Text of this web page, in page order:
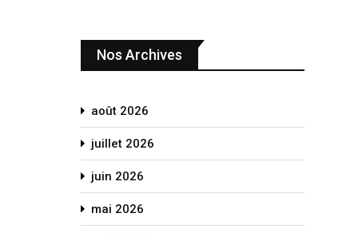
Nos Archives
août 2026
juillet 2026
juin 2026
mai 2026